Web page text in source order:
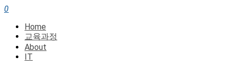
0
Home
교육과정
About
IT